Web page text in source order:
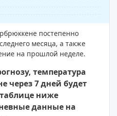
постепенно
месяца, а также
на прошлой неделе.
температура
через 7 дней будет
таблице ниже
данные на